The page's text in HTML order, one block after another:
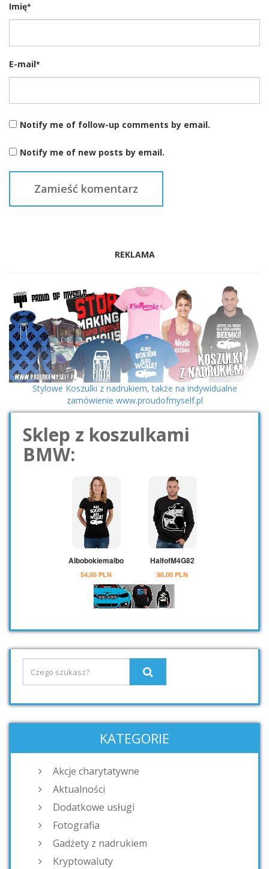
Imię*
E-mail*
Notify me of follow-up comments by email.
Notify me of new posts by email.
REKLAMA
Stylowe Koszulki z nadrukiem, także na indywidualne
zamówienie www.proudofmyself.pl
Sklep z koszulkami
BMW:
KATEGORIE
Akcje charytatywne
Aktualności
Dodatkowe usługi
Fotografia
Gadżety z nadrukiem
Kryptowaluty